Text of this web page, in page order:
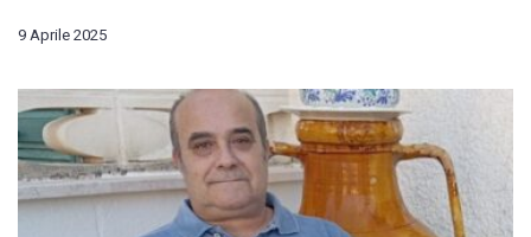
9 Aprile 2025